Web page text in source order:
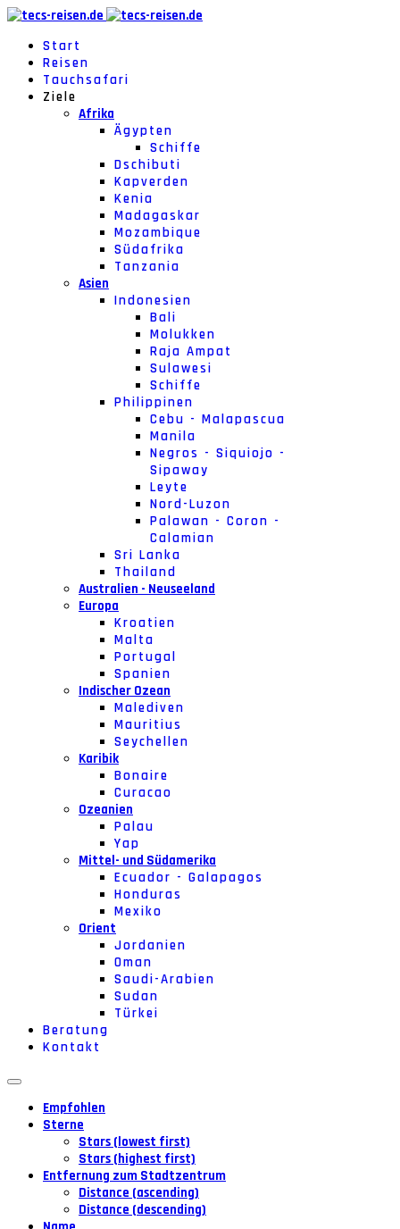
Start
Reisen
Tauchsafari
Ziele
Afrika
Ägypten
Schiffe
Dschibuti
Kapverden
Kenia
Madagaskar
Mozambique
Südafrika
Tanzania
Asien
Indonesien
Bali
Molukken
Raja Ampat
Sulawesi
Schiffe
Philippinen
Cebu - Malapascua
Manila
Negros - Siquiojo -
Sipaway
Leyte
Nord-Luzon
Palawan - Coron -
Calamian
Sri Lanka
Thailand
Australien - Neuseeland
Europa
Kroatien
Malta
Portugal
Spanien
Indischer Ozean
Malediven
Mauritius
Seychellen
Karibik
Bonaire
Curacao
Ozeanien
Palau
Yap
Mittel- und Südamerika
Ecuador - Galapagos
Honduras
Mexiko
Orient
Jordanien
Oman
Saudi-Arabien
Sudan
Türkei
Beratung
Kontakt
Empfohlen
Sterne
Stars (lowest first)
Stars (highest first)
Entfernung zum Stadtzentrum
Distance (ascending)
Distance (descending)